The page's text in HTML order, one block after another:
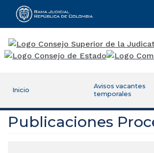
Rama Judicial
Inicio
Avisos vacantes
temporales
Publicaciones